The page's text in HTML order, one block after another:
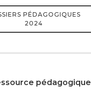
PÉDAGOGIQUES
2024
pédagogique